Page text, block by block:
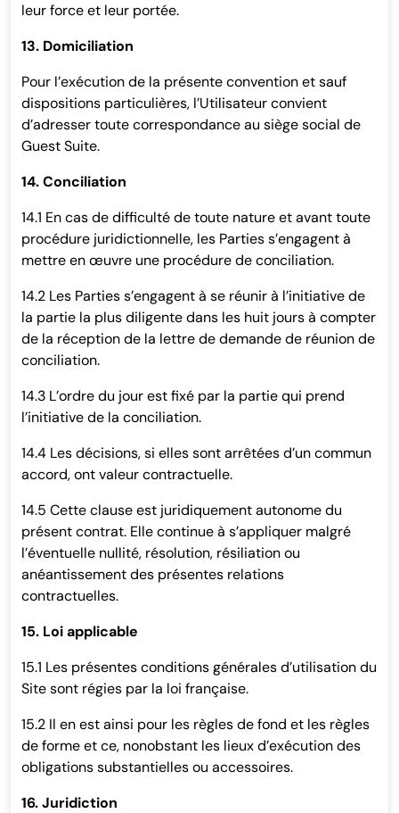
leur force et leur portée.
13. Domiciliation
Pour l’exécution de la présente convention et sauf
dispositions particulières, l’Utilisateur convient
d’adresser toute correspondance au siège social de
Guest Suite.
14. Conciliation
14.1 En cas de difficulté de toute nature et avant toute
procédure juridictionnelle, les Parties s’engagent à
mettre en œuvre une procédure de conciliation.
14.2 Les Parties s’engagent à se réunir à l’initiative de
la partie la plus diligente dans les huit jours à compter
de la réception de la lettre de demande de réunion de
conciliation.
14.3 L’ordre du jour est fixé par la partie qui prend
l’initiative de la conciliation.
14.4 Les décisions, si elles sont arrêtées d’un commun
accord, ont valeur contractuelle.
14.5 Cette clause est juridiquement autonome du
présent contrat. Elle continue à s’appliquer malgré
l’éventuelle nullité, résolution, résiliation ou
anéantissement des présentes relations
contractuelles.
15. Loi applicable
15.1 Les présentes conditions générales d’utilisation du
Site sont régies par la loi française.
15.2 Il en est ainsi pour les règles de fond et les règles
de forme et ce, nonobstant les lieux d’exécution des
obligations substantielles ou accessoires.
16. Juridiction